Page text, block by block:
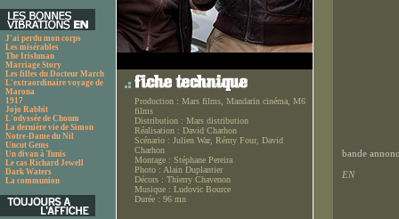
J'ai perdu mon corps
Les misérables
The Irishman
Marriage Story
Les filles du Docteur March
L'extraordinaire voyage de
Marona
1917
Jojo Rabbit
L'odyssée de Choum
La dernière vie de Simon
Notre-Dame du Nil
Uncut Gems
Un divan à Tunis
Le cas Richard Jewell
Dark Waters
La communion
Production : Mars films, Mandarin cinéma, M6
films
Distribution : Mars distribution
Réalisation : David Charhon
Scénario : Julien War, Rémy Four, David
Charhon
Montage : Stéphane Pereira
Photo : Alain Duplantier
Décors : Thierry Chavenon
Musique : Ludovic Bource
Durée : 96 mn
bande
EN